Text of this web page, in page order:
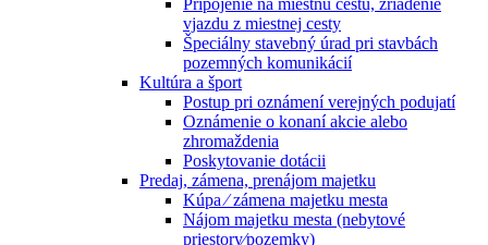
Pripojenie na miestnu cestu, zriadenie
vjazdu z miestnej cesty
Špeciálny stavebný úrad pri stavbách
pozemných komunikácií
Kultúra a šport
Postup pri oznámení verejných podujatí
Oznámenie o konaní akcie alebo
zhromaždenia
Poskytovanie dotácii
Predaj, zámena, prenájom majetku
Kúpa ⁄ zámena majetku mesta
Nájom majetku mesta (nebytové
priestory⁄pozemky)